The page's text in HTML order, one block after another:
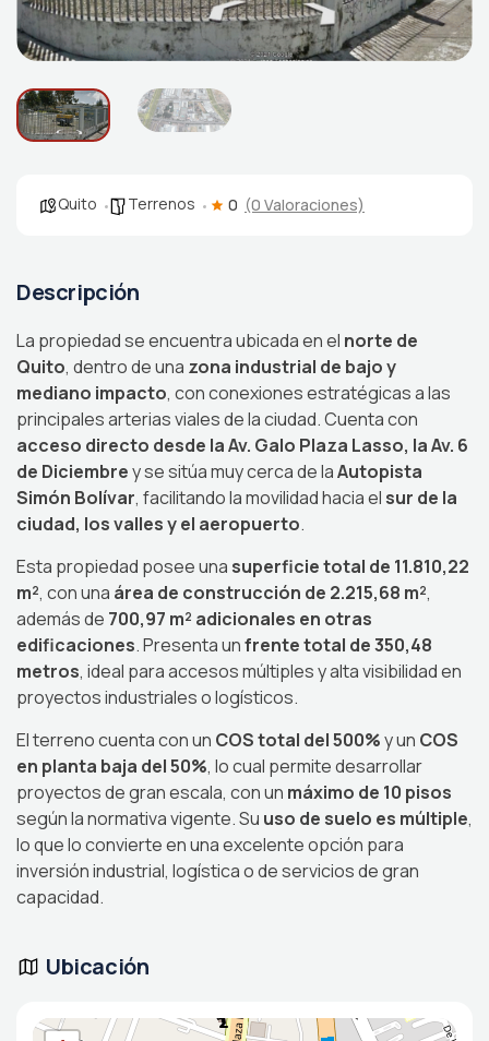
Quito Terrenos 0 (0 Valoraciones)
Descripción
La propiedad se encuentra ubicada en el norte de
Quito, dentro de una zona industrial de bajo y
mediano impacto, con conexiones estratégicas a las
principales arterias viales de la ciudad. Cuenta con
acceso directo desde la Av. Galo Plaza Lasso, la Av. 6
de Diciembrey se sitúa muy cerca de laAutopista
Simón Bolívar, facilitando la movilidad hacia el sur de la
ciudad, los valles y el aeropuerto.
Esta propiedad posee una superficie total de 11.810,22
m², con una área de construcción de 2.215,68 m²,
además de 700,97 m² adicionales en otras
edificaciones. Presenta unfrente total de 350,48
metros, ideal para accesos múltiples y alta visibilidad en
proyectos industriales o logísticos.
El terreno cuenta con un COS total del 500%y un COS
en planta baja del 50%, lo cual permite desarrollar
proyectos de gran escala, con un máximo de 10 pisos
según la normativa vigente. Su uso de suelo es múltiple,
lo que lo convierte en una excelente opción para
inversión industrial, logística o de servicios de gran
capacidad.
Ubicación